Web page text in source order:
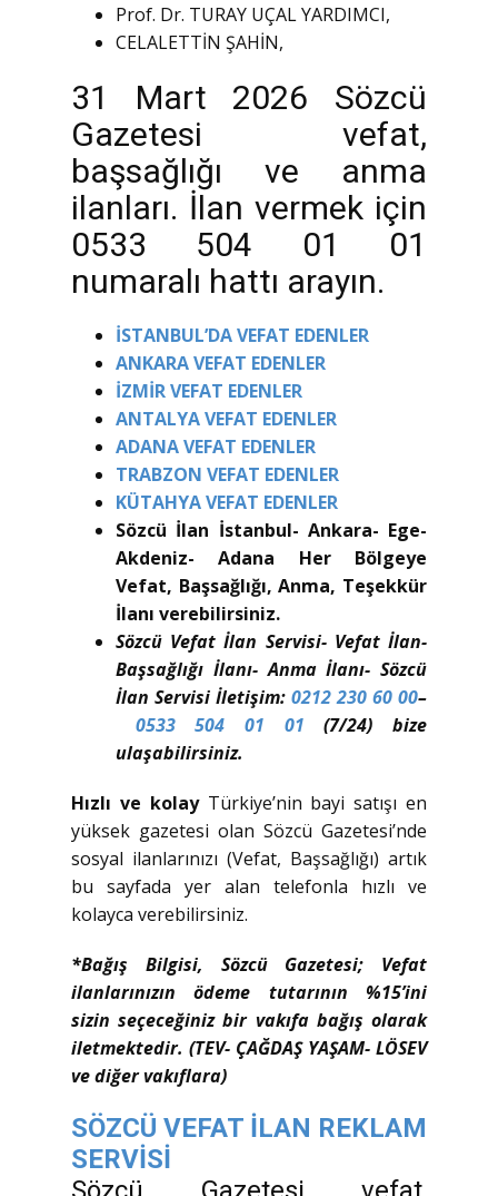
Prof. Dr. TURAY UÇAL YARDIMCI,
CELALETTİN ŞAHİN,
31 Mart 2026 Sözcü
Gazetesi vefat,
başsağlığı ve anma
ilanları. İlan vermek için
0533 504 01 01
numaralı hattı arayın.
İSTANBUL’DA VEFAT EDENLER
ANKARA VEFAT EDENLER
İZMİR VEFAT EDENLER
ANTALYA VEFAT EDENLER
ADANA VEFAT EDENLER
TRABZON VEFAT EDENLER
KÜTAHYA VEFAT EDENLER
Sözcü İlan İstanbul- Ankara- Ege-
Akdeniz- Adana Her Bölgeye
Vefat, Başsağlığı, Anma, Teşekkür
İlanı verebilirsiniz.
Sözcü Vefat İlan Servisi- Vefat İlan-
Başsağlığı İlanı- Anma İlanı- Sözcü
İlan Servisi İletişim: 0212 230 60 00–
0533 504 01 01 (7/24) bize
ulaşabilirsiniz.
Hızlı ve kolayTürkiye’nin bayi satışı en
yüksek gazetesi olan Sözcü Gazetesi’nde
sosyal ilanlarınızı (Vefat, Başsağlığı) artık
bu sayfada yer alan telefonla hızlı ve
kolayca verebilirsiniz.
*Bağış Bilgisi, Sözcü Gazetesi; Vefat
ilanlarınızın ödeme tutarının %15’ini
sizin seçeceğiniz bir vakıfa bağış olarak
iletmektedir. (TEV- ÇAĞDAŞ YAŞAM- LÖSEV
ve diğer vakıflara)
SÖZCÜ VEFAT İLAN REKLAM
SERVİSİ